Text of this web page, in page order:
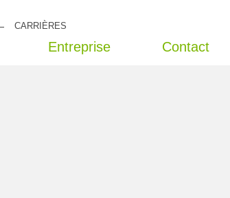
CARRIÈRES
Entreprise Contact